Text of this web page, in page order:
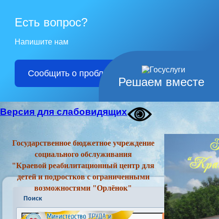
Решаем вместе
Есть вопрос?
Напишите нам
Сообщить о проблеме
Версия для слабовидящих
Государственное бюджетное учреждение
социального обслуживания
"Краевой реабилитационный центр для
детей и подростков с ограниченными
возможностями "Орлёнок"
Поиск